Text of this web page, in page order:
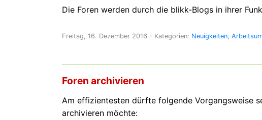
Die Foren werden durch die blikk-Blogs in ihrer
Freitag, 16. Dezember 2016 - Kategorien: Neuigkeiten
Foren archivieren
Am effizientesten dürfte folgende Vorgangsweise
archivieren möchte: